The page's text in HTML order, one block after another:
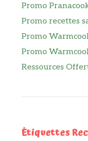
Promo
Promo recettes
Promo
Promo
Ressources
Étiquettes